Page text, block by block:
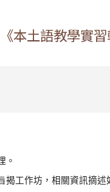
本土語教學實
。
工作坊，相關資訊摘述